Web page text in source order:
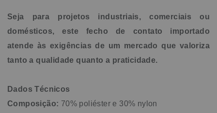
Seja para projetos industriais, comerciais ou
domésticos, este fecho de contato importado
atende às exigências de um mercado que valoriza
tanto a qualidade quanto a praticidade.
Dados Técnicos
Composição: 70% poliéster e 30% nylon